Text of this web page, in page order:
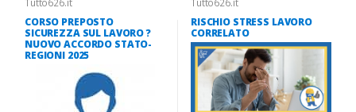
Tutto626.it
CORSO PREPOSTO
SICUREZZA SUL LAVORO ?
NUOVO ACCORDO STATO-
REGIONI 2025
Tutto626.it
RISCHIO STRESS LAVORO
CORRELATO